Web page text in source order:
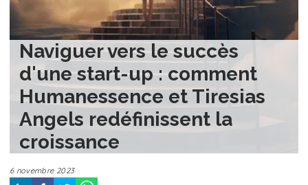
Naviguer vers le succès
d'une start-up : comment
Humanessence et Tiresias
Angels redéfinissent la
croissance
6 novembre 2023